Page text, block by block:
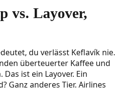
Ankunft & Rückgabe
verändert
vs. Layover,
du verlässt Keflavík nie.
überteuerter Kaffee und
ist ein Layover. Ein
Ganz anderes Tier. Airlines